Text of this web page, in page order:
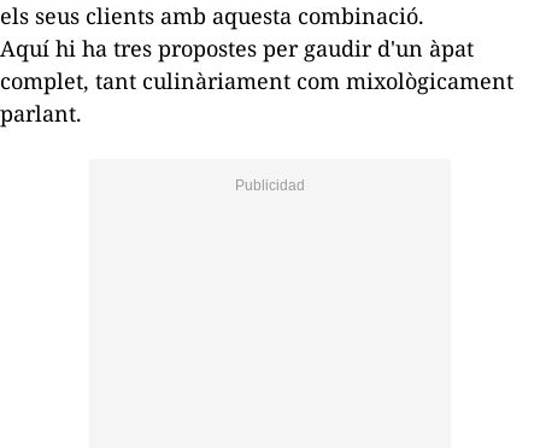
els seus clients amb aquesta combinació.
Aquí hi ha tres propostes per gaudir d'un àpat
complet, tant culinàriament com mixològicament
parlant.